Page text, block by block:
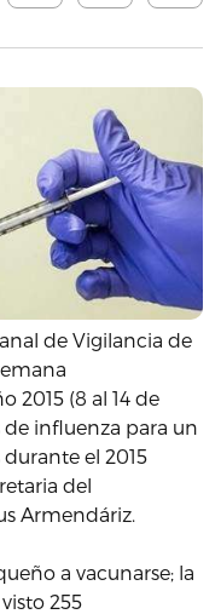
de Vigilancia de
2015 (8 al 14 de
de influenza para un
el 2015
del
Armendáriz.
a vacunarse; la
255